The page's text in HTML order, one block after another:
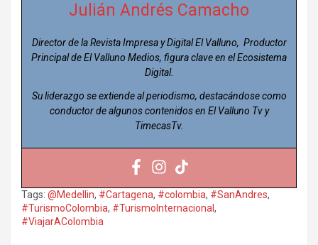
Julián Andrés Camacho
Director de la Revista Impresa y Digital El Valluno, Productor
Principal de El Valluno Medios, figura clave en el Ecosistema
Digital.
Su liderazgo se extiende al periodismo, destacándose como
conductor de algunos contenidos en El Valluno Tv y
TimecasTv.
Tags: @Medellin, #Cartagena, #colombia, #SanAndres,
#TurismoColombia, #TurismoInternacional ,
#ViajarAColombia